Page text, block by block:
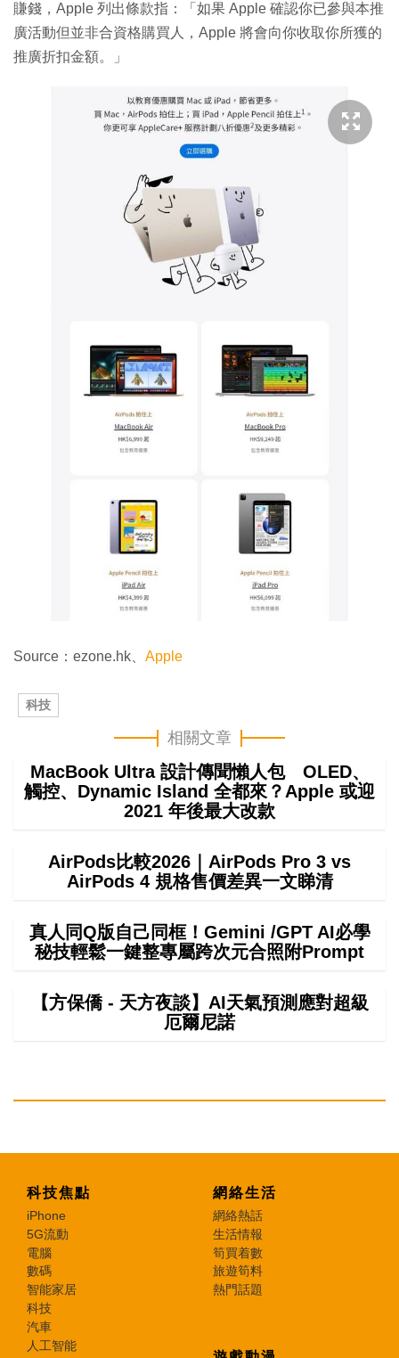
賺錢，Apple 列出條款指：「如果 Apple 確認你已參與本推
廣活動但並非合資格購買人，Apple 將會向你收取你所獲的
推廣折扣金額。」
Source：ezone.hk、 Apple
科技
相關文章
MacBook Ultra 設計傳聞懶人包 OLED、
觸控、Dynamic Island 全都來？Apple 或迎
2021 年後最大改款
AirPods比較2026｜AirPods Pro 3 vs
AirPods 4 規格售價差異一文睇清
真人同Q版自己同框！Gemini /GPT AI必學
秘技輕鬆一鍵整專屬跨次元合照附Prompt
【方保僑 - 天方夜談】AI天氣預測應對超級
厄爾尼諾
科技焦點
iPhone
5G流動
電腦
數碼
智能家居
科技
汽車
人工智能
網絡生活
網絡熱話
生活情報
筍買着數
旅遊筍料
熱門話題